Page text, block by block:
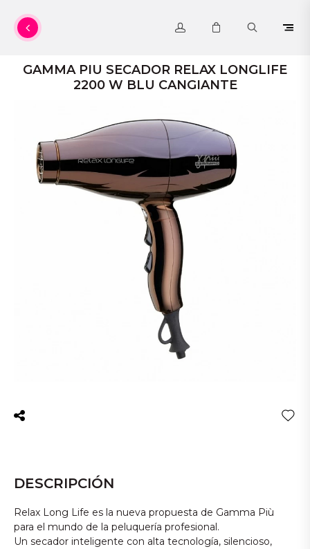
GAMMA PIU SECADOR RELAX LONGLIFE
2200 W BLU CANGIANTE
DESCRIPCIÓN
Relax Long Life es la nueva propuesta de Gamma Più
para el mundo de la peluquería profesional.
Un secador inteligente con alta tecnología, silencioso,